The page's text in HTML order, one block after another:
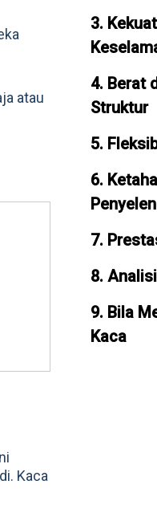
atau
Kaca
3.
4. Berat
Struktur
5.
6.
7.
8.
9. Bila
Kaca